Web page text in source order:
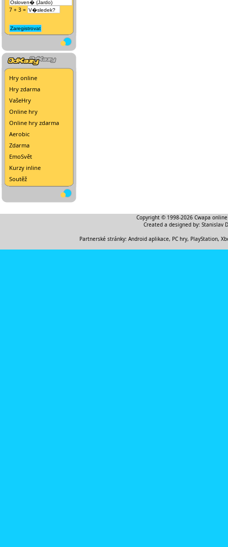
7 + 3 =
Hry online
Hry zdarma
VašeHry
Online hry
Online hry zdarma
Aerobic
Zdarma
EmoSvět
Kurzy inline
Soutěž
Copyright © 1998-2026 Cwapa
Created a designed by: Stanislav
Partnerské stránky: Android aplikace, PC hry, PlayStation,